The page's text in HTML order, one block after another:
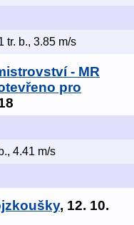
tr. b., 3.85 m/s
- MR
pro
4.41 m/s
, 12. 10.